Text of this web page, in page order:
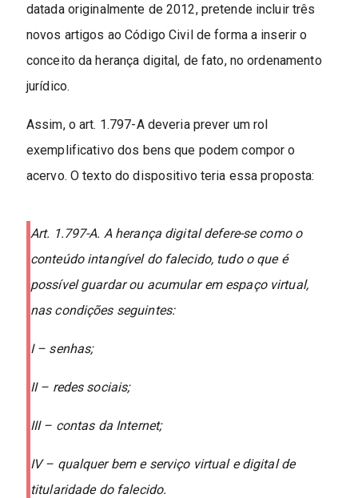
datada originalmente de 2012, pretende incluir três
novos artigos ao Código Civil de forma a inserir o
conceito da herança digital, de fato, no ordenamento
jurídico.
Assim, o art. 1.797-A deveria prever um rol
exemplificativo dos bens que podem compor o
acervo. O texto do dispositivo teria essa proposta:
Art. 1.797-A. A herança digital defere-se como o
conteúdo intangível do falecido, tudo o que é
possível guardar ou acumular em espaço virtual,
nas condições seguintes:
I – senhas;
II – redes sociais;
III – contas da Internet;
IV – qualquer bem e serviço virtual e digital de
titularidade do falecido.